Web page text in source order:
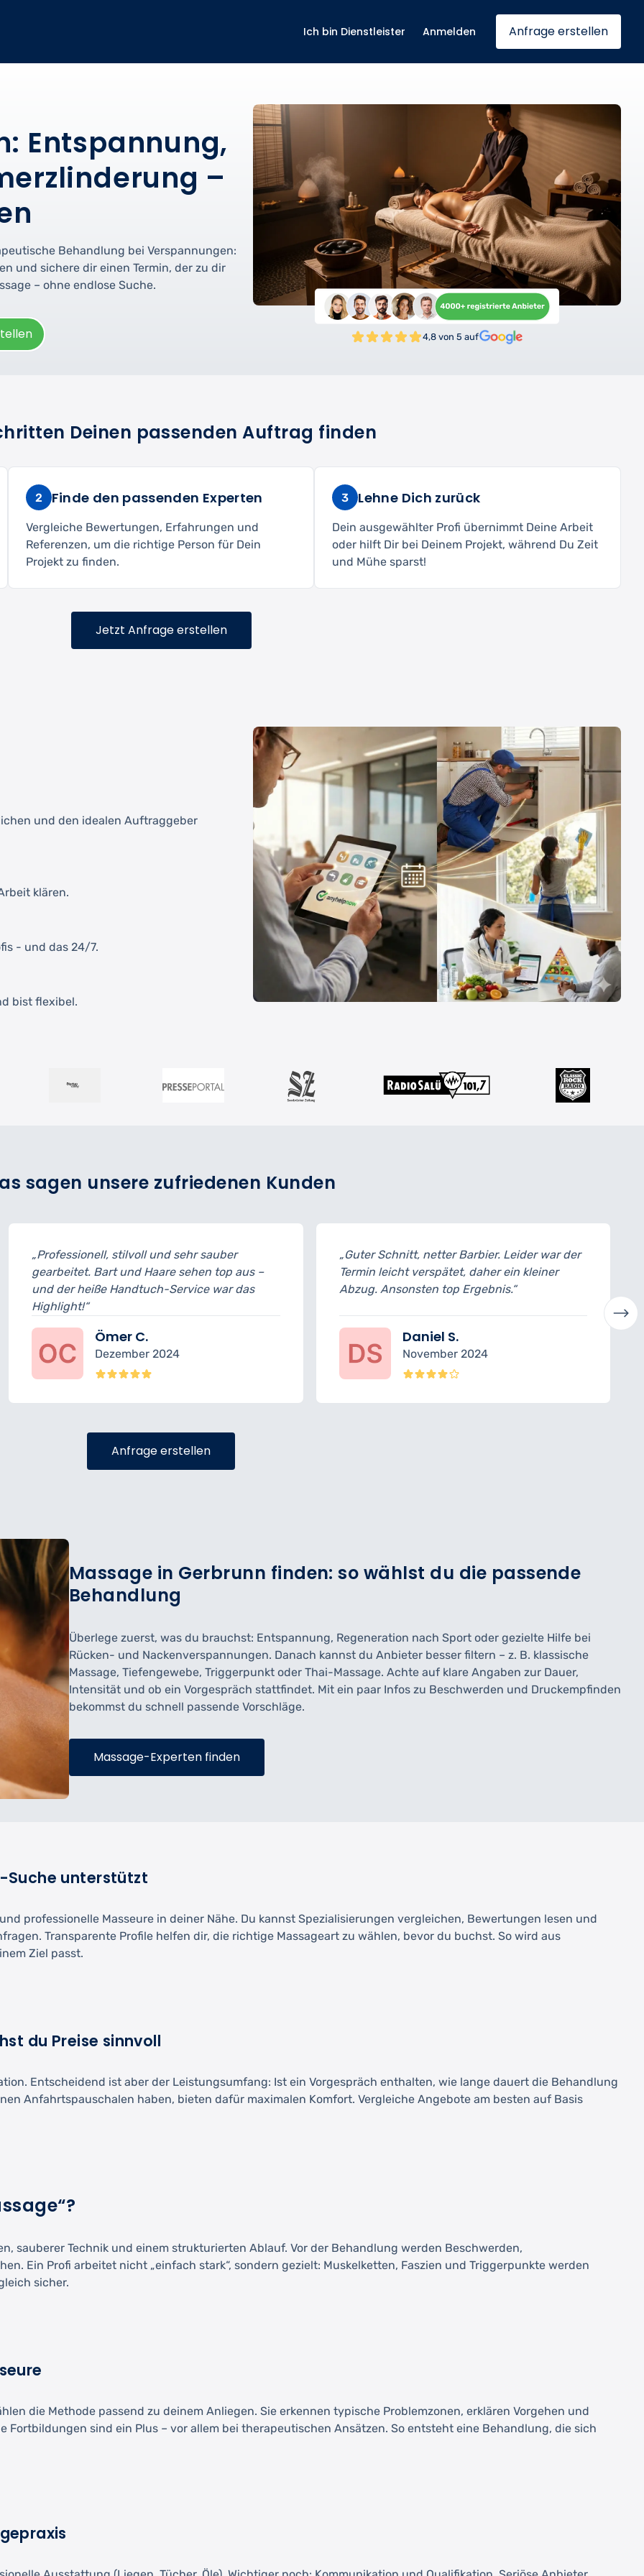
Ich bin Dienstleister Anmelden Anfrage erstellen
Entspannung,
–
Behandlung bei Verspannungen:
und sichere dir einen Termin, der zu dir
– ohne endlose Suche.
4,8 von 5 auf
Deinen passenden Auftrag finden
2 Finde den passenden Experten
Vergleiche Bewertungen, Erfahrungen und
Referenzen, um die richtige Person für Dein
Projekt zu finden.
3 Lehne Dich zurück
Dein ausgewählter Profi übernimmt Deine Arbeit
oder hilft Dir bei Deinem Projekt, während Du Zeit
und Mühe sparst!
Jetzt Anfrage erstellen
und den idealen Auftraggeber
klären.
- und das 24/7.
bist flexibel.
sagen unsere zufriedenen Kunden
sehr sauber
sehen top aus –
war das
„Guter Schnitt, netter Barbier. Leider war der
Termin leicht verspätet, daher ein kleiner
Abzug. Ansonsten top Ergebnis.“
„Super entspannte
Einrichtung und ein richtig
Barbier versteht sein
Anfrage erstellen
Massage in Gerbrunn finden: so wählst du die passende
Behandlung
Überlege zuerst, was du brauchst: Entspannung, Regeneration nach Sport oder gezielte Hilfe bei
Rücken- und Nackenverspannungen. Danach kannst du Anbieter besser filtern – z. B. klassische
Massage, Tiefengewebe, Triggerpunkt oder Thai-Massage. Achte auf klare Angaben zur Dauer,
Intensität und ob ein Vorgespräch stattfindet. Mit ein paar Infos zu Beschwerden und Druckempfinden
bekommst du schnell passende Vorschläge.
Massage-Experten finden
Suche unterstützt
professionelle Masseure in deiner Nähe. Du kannst Spezialisierungen vergleichen, Bewertungen lesen und
Transparente Profile helfen dir, die richtige Massageart zu wählen, bevor du buchst. So wird aus
Ziel passt.
du Preise sinnvoll
Entscheidend ist aber der Leistungsumfang: Ist ein Vorgespräch enthalten, wie lange dauert die Behandlung
Anfahrtspauschalen haben, bieten dafür maximalen Komfort. Vergleiche Angebote am besten auf Basis
sauberer Technik und einem strukturierten Ablauf. Vor der Behandlung werden Beschwerden,
Ein Profi arbeitet nicht „einfach stark“, sondern gezielt: Muskelketten, Faszien und Triggerpunkte werden
sicher.
die Methode passend zu deinem Anliegen. Sie erkennen typische Problemzonen, erklären Vorgehen und
Fortbildungen sind ein Plus – vor allem bei therapeutischen Ansätzen. So entsteht eine Behandlung, die sich